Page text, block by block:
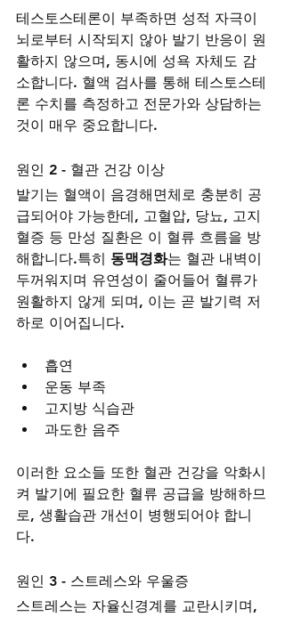
테스토스테론이 부족하면 성적 자극이
뇌로부터 시작되지 않아 발기 반응이 원
활하지 않으며, 동시에 성욕 자체도 감
소합니다. 혈액 검사를 통해 테스토스테
론 수치를 측정하고 전문가와 상담하는
것이 매우 중요합니다.
원인 2 - 혈관 건강 이상
발기는 혈액이 음경해면체로 충분히 공
급되어야 가능한데, 고혈압, 당뇨, 고지
혈증 등 만성 질환은 이 혈류 흐름을 방
해합니다.특히 동맥경화는 혈관 내벽이
두꺼워지며 유연성이 줄어들어 혈류가
원활하지 않게 되며, 이는 곧 발기력 저
하로 이어집니다.
흡연
운동 부족
고지방 식습관
과도한 음주
이러한 요소들 또한 혈관 건강을 악화시
켜 발기에 필요한 혈류 공급을 방해하므
로, 생활습관 개선이 병행되어야 합니
다.
원인 3 - 스트레스와 우울증
스트레스는 자율신경계를 교란시키며,